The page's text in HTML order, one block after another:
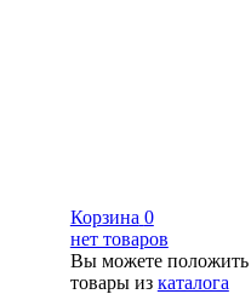
Корзина 0
нет товаров
Вы можете положить
товары из каталога